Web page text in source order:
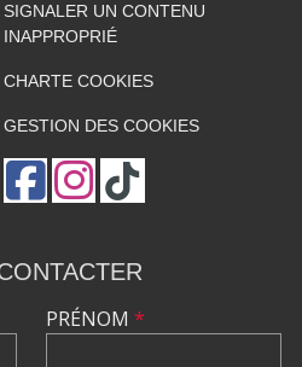
SIGNALER UN CONTENU
INAPPROPRIÉ
CHARTE COOKIES
GESTION DES COOKIES
PRÉNOM *